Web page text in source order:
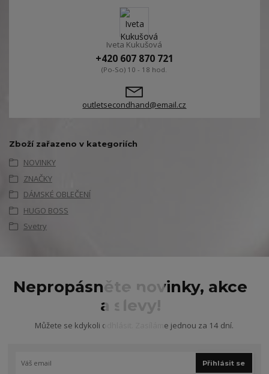
Iveta Kukušová
+420 607 870 721
(Po-So) 10 - 18 hod.
outletsecondhand@email.cz
Zboží zařazeno v kategoriích
NOVINKY
ZNAČKY
DÁMSKÉ OBLEČENÍ
HUGO BOSS
Svetry
Nepropásněte novinky, akce
a slevy!
Můžete se kdykoli odhlásit. Zasíláme jednou za 14 dní.
Přihlásit se